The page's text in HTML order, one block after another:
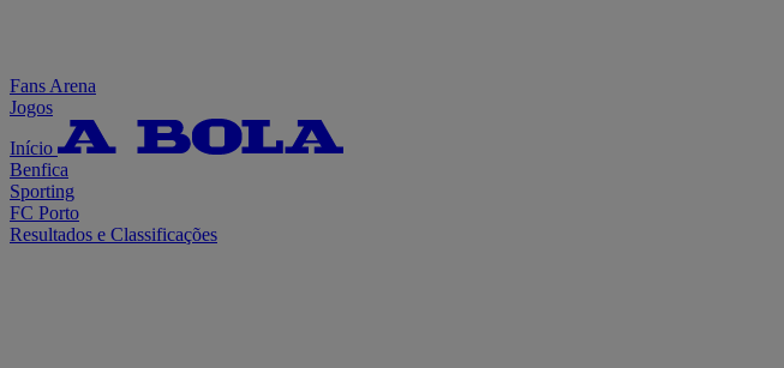
Fans Arena
Jogos
Início
Benfica
Sporting
FC Porto
Resultados e Classificações